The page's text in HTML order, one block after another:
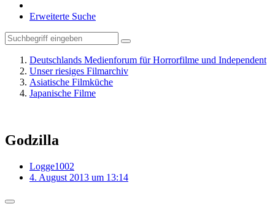
Erweiterte Suche
Deutschlands Medienforum für Horrorfilme und Independent
Unser riesiges Filmarchiv
Asiatische Filmküche
Japanische Filme
Godzilla
Logge1002
4. August 2013 um 13:14